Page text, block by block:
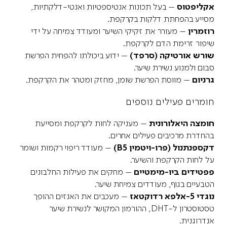
אקליפטוס– בעל תכונות אנטיספטיות ואנטי-דלקתיות,
מסייע בהפחתת דלקות בקרקפת.
רוזמרין– מעורר את זקיקי השיער ומעודד צמיחה על ידי
שיפור זרימת הדם לקרקפת.
שורש אורטיקה (סרפד)– ידוע ביכולתו להפחית הפרשת
סבום ולמנוע נשירת שיער.
גרניום– מווסת הפרשת שומן, מחזק ומטהר את הקרקפת.
חומרים פעילים נוספים
חומצה היאלורונית– מעניקה לחות לקרקפת ומסייעת
בהחדרת מרכיבים פעילים אחרים.
דקספנתנול (פרו-ויטמין B5)
– מעודד ריפוי רקמות ושומר
על לחות הקרקפת והשיער.
פפטידים ביו-מימטיים– מחקים את פעילות החלבונים
הטבעיים בגוף, מעודדים צמיחת שיער.
נוגדי 5-אלפא רדוקטאז
– מעכבים את האנזים ההופך
טסטוסטרון ל-DHT, ההורמון המקושר לנשירת שיער
אנדרוגנית.